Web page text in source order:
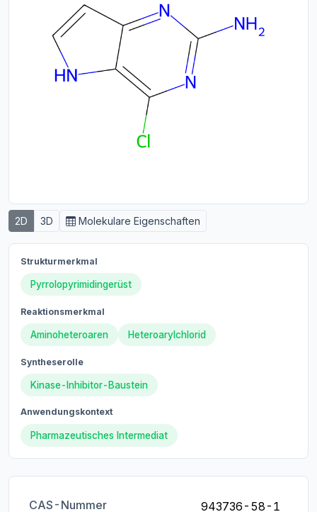
2D 3D Molekulare Eigenschaften
Strukturmerkmal
Pyrrolopyrimidingerüst
Reaktionsmerkmal
Aminoheteroaren Heteroarylchlorid
Syntheserolle
Kinase-Inhibitor-Baustein
Anwendungskontext
Pharmazeutisches Intermediat
CAS-Nummer
943736-58-1